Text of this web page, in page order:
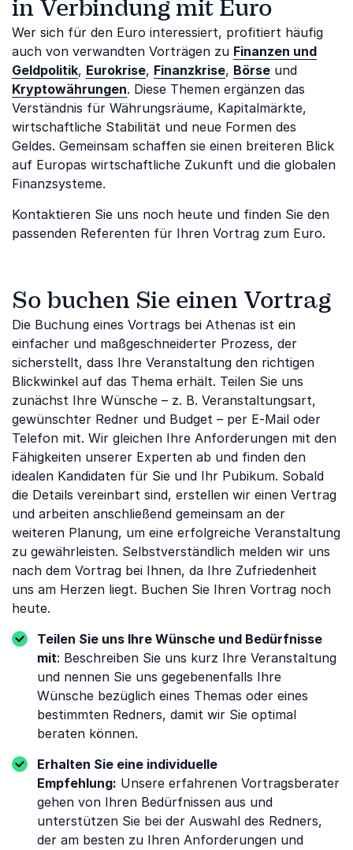
in Verbindung mit Euro
Wer sich für den Euro interessiert, profitiert häufig
auch von verwandten Vorträgen zu Finanzen und
Geldpolitik, Eurokrise, Finanzkrise, Börse und
Kryptowährungen. Diese Themen ergänzen das
Verständnis für Währungsräume, Kapitalmärkte,
wirtschaftliche Stabilität und neue Formen des
Geldes. Gemeinsam schaffen sie einen breiteren Blick
auf Europas wirtschaftliche Zukunft und die globalen
Finanzsysteme.
Kontaktieren Sie uns noch heute und finden Sie den
passenden Referenten für Ihren Vortrag zum Euro.
So buchen Sie einen Vortrag
Die Buchung eines Vortrags bei Athenas ist ein
einfacher und maßgeschneiderter Prozess, der
sicherstellt, dass Ihre Veranstaltung den richtigen
Blickwinkel auf das Thema erhält. Teilen Sie uns
zunächst Ihre Wünsche – z. B. Veranstaltungsart,
gewünschter Redner und Budget – per E-Mail oder
Telefon mit. Wir gleichen Ihre Anforderungen mit den
Fähigkeiten unserer Experten ab und finden den
idealen Kandidaten für Sie und Ihr Pubikum. Sobald
die Details vereinbart sind, erstellen wir einen Vertrag
und arbeiten anschließend gemeinsam an der
weiteren Planung, um eine erfolgreiche Veranstaltung
zu gewährleisten. Selbstverständlich melden wir uns
nach dem Vortrag bei Ihnen, da Ihre Zufriedenheit
uns am Herzen liegt. Buchen Sie Ihren Vortrag noch
heute.
Teilen Sie uns Ihre Wünsche und Bedürfnisse
mit: Beschreiben Sie uns kurz Ihre Veranstaltung
und nennen Sie uns gegebenenfalls Ihre
Wünsche bezüglich eines Themas oder eines
bestimmten Redners, damit wir Sie optimal
beraten können.
Erhalten Sie eine individuelle
Empfehlung: Unsere erfahrenen Vortragsberater
gehen von Ihren Bedürfnissen aus und
unterstützen Sie bei der Auswahl des Redners,
der am besten zu Ihren Anforderungen und